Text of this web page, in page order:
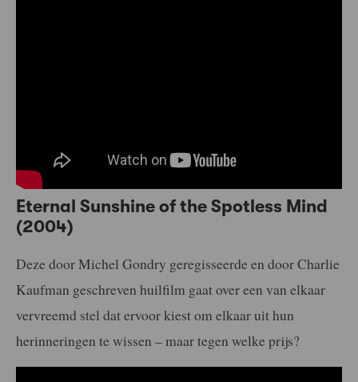
Eternal Sunshine of the Spotless Mind
(2004)
Deze door Michel Gondry geregisseerde en door Charlie
Kaufman geschreven huilfilm gaat over een van elkaar
vervreemd stel dat ervoor kiest om elkaar uit hun
herinneringen te wissen – maar tegen welke prijs?